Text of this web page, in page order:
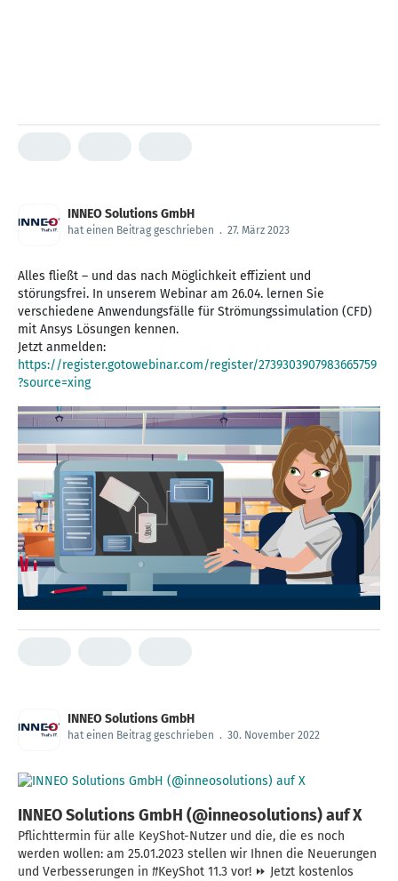
INNEO Solutions GmbH
hat einen Beitrag geschrieben . 27. März 2023
Alles fließt – und das nach Möglichkeit effizient und
störungsfrei. In unserem Webinar am 26.04. lernen Sie
verschiedene Anwendungsfälle für Strömungssimulation (CFD)
mit Ansys Lösungen kennen.
Jetzt anmelden:
https://register.gotowebinar.com/register/2739303907983665759
?source=xing
INNEO Solutions GmbH
hat einen Beitrag geschrieben . 30. November 2022
INNEO Solutions GmbH (@inneosolutions) auf X
Pflichttermin für alle KeyShot-Nutzer und die, die es noch
werden wollen: am 25.01.2023 stellen wir Ihnen die Neuerungen
und Verbesserungen in #KeyShot 11.3 vor! ⏩ Jetzt kostenlos